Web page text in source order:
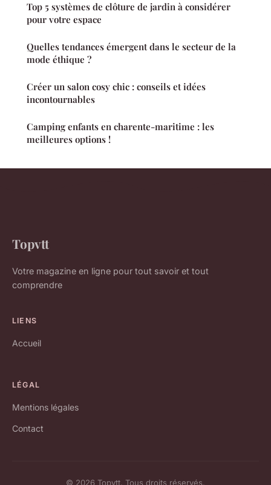
Top 5 systèmes de clôture de jardin à considérer
pour votre espace
Quelles tendances émergent dans le secteur de la
mode éthique ?
Créer un salon cosy chic : conseils et idées
incontournables
Camping enfants en charente-maritime : les
meilleures options !
Topvtt
Votre magazine en ligne pour tout savoir et tout
comprendre
LIENS
Accueil
LÉGAL
Mentions légales
Contact
© 2026 Topvtt. Tous droits réservés.